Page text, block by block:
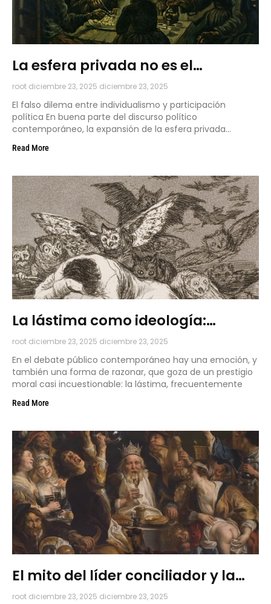
La esfera privada no es el
enemigo de la democracia
root diciembre 23, 2025 diciembre 23, 2025
El falso dilema entre individualismo y participación
política En buena parte del discurso político
contemporáneo, la expansión de la esfera privada
aparece como el diagnóstico
Read More
La lástima como ideología:
cuando la compasión bloquea la
responsabilidad
root diciembre 23, 2025 diciembre 23, 2025
En el debate público contemporáneo hay una emoción, y
también una forma de razonar, que goza de un prestigio
moral casi incuestionable: la lástima, frecuentemente
Read More
El mito del líder conciliador y la
administración de la cobardía
root diciembre 23, 2025 diciembre 23, 2025